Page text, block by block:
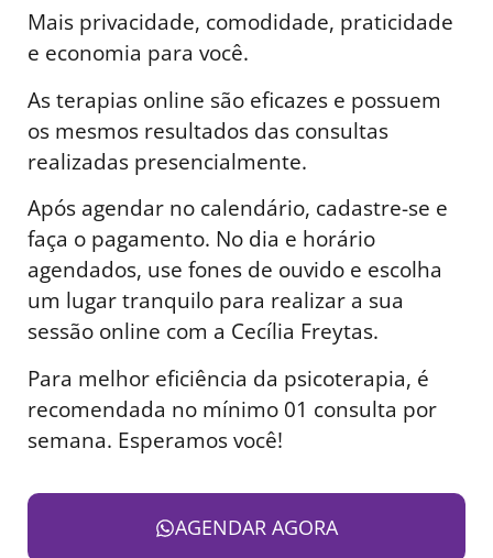
Mais privacidade, comodidade, praticidade
e economia para você.
As terapias online são eficazes e possuem
os mesmos resultados das consultas
realizadas presencialmente.
Após agendar no calendário, cadastre-se e
faça o pagamento. No dia e horário
agendados, use fones de ouvido e escolha
um lugar tranquilo para realizar a sua
sessão online com a Cecília Freytas.
Para melhor eficiência da psicoterapia, é
recomendada no mínimo 01 consulta por
semana. Esperamos você!
AGENDAR AGORA